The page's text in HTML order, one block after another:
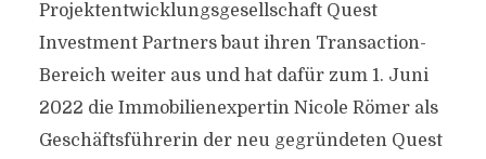
Projektentwicklungsgesellschaft Quest
Investment Partners baut ihren Transaction-
Bereich weiter aus und hat dafür zum 1. Juni
2022 die Immobilienexpertin Nicole Römer als
Geschäftsführerin der neu gegründeten Quest